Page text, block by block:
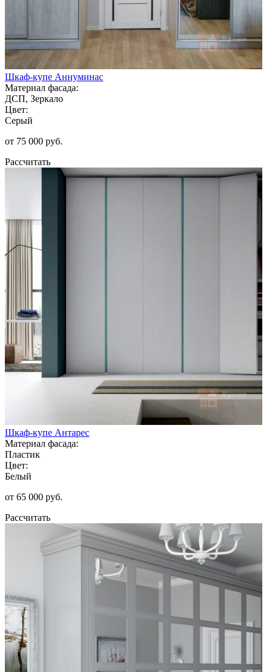
Шкаф-купе Аннуминас
Материал фасада:
ДСП, Зеркало
Цвет:
Серый
от 75 000 руб.
Рассчитать
Шкаф-купе Антарес
Материал фасада:
Пластик
Цвет:
Белый
от 65 000 руб.
Рассчитать